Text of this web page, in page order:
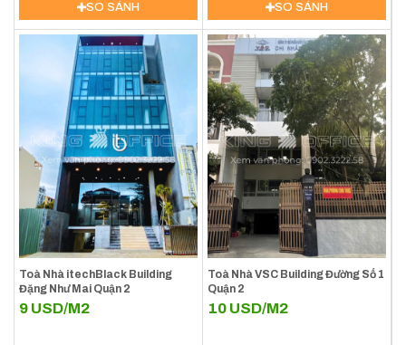
SO SÁNH
SO SÁNH
Toà Nhà itechBlack Building
Đặng Như Mai Quận 2
9 USD/M2
Toà Nhà VSC Building Đường Số 1
Quận 2
10 USD/M2